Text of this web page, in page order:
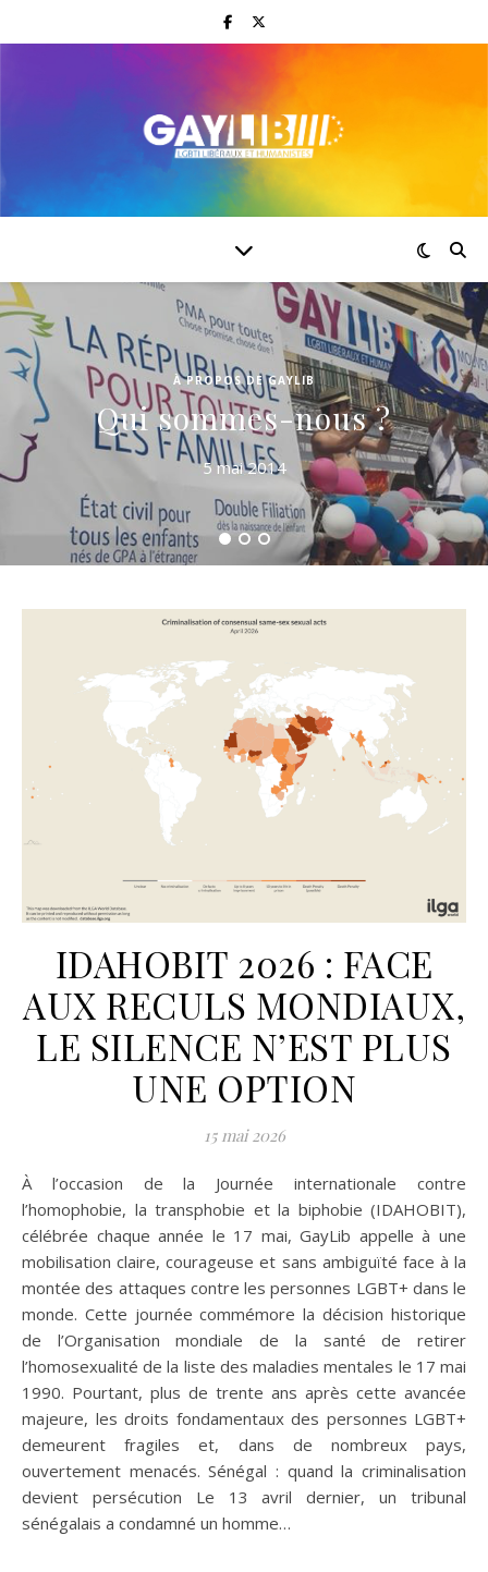
À PROPOS DE GAYLIB
Qui sommes-nous ?
5 mai 2014
IDAHOBIT 2026 : FACE
AUX RECULS MONDIAUX,
LE SILENCE N’EST PLUS
UNE OPTION
15 mai 2026
À l’occasion de la Journée internationale contre
l’homophobie, la transphobie et la biphobie (IDAHOBIT),
célébrée chaque année le 17 mai, GayLib appelle à une
mobilisation claire, courageuse et sans ambiguïté face à la
montée des attaques contre les personnes LGBT+ dans le
monde. Cette journée commémore la décision historique
de l’Organisation mondiale de la santé de retirer
l’homosexualité de la liste des maladies mentales le 17 mai
1990. Pourtant, plus de trente ans après cette avancée
majeure, les droits fondamentaux des personnes LGBT+
demeurent fragiles et, dans de nombreux pays,
ouvertement menacés. Sénégal : quand la criminalisation
devient persécution Le 13 avril dernier, un tribunal
sénégalais a condamné un homme…